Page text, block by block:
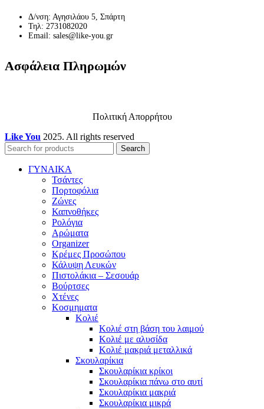
Δ/νση: Αγησιλάου 5, Σπάρτη
Τηλ: 2731082020
Email: sales@like-you.gr
Ασφάλεια Πληρωμών
Πολιτική Απορρήτου
Like You 2025. All rights reserved
Search
ΓΥΝΑΙΚΑ
Τσάντες
Πορτοφόλια
Ζώνες
Καπνοθήκες
Ρολόγια
Αρώματα
Organizer
Κρέμες Προσώπου
Κάλυψη Λευκών
Πιστολάκια – Σεσουάρ
Βούρτσες
Χτένες
Κοσμηματα
Κολιέ
Κολιέ στη βάση του λαιμού
Κολιέ με αλυσίδα
Κολιέ μακριά μεταλλικά
Σκουλαρίκια
Σκουλαρίκια κρίκοι
Σκουλαρίκια πάνω στο αυτί
Σκουλαρίκια μακριά
Σκουλαρίκια μικρά